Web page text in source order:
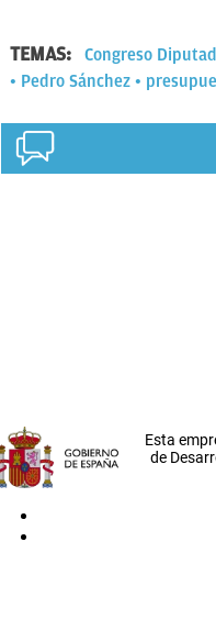
TEMAS: Congreso
Pedro Sánchez
Esta
de